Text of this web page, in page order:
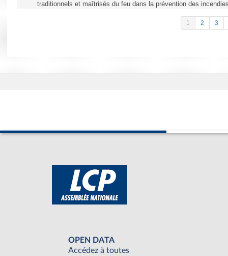
traditionnels et maîtrisés du feu dans la prévention des
1 2 3
OPEN DATA
Accédez à toutes